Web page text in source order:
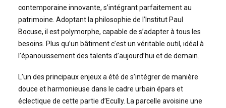
contemporaine innovante, s’intégrant parfaitement au
patrimoine. Adoptant la philosophie de l’Institut Paul
Bocuse, il est polymorphe, capable de s’adapter à tous les
besoins. Plus qu’un bâtiment c’est un véritable outil, idéal à
l’épanouissement des talents d’aujourd’hui et de demain.
L’un des principaux enjeux a été de s’intégrer de manière
douce et harmonieuse dans le cadre urbain épars et
éclectique de cette partie d’Ecully. La parcelle avoisine une